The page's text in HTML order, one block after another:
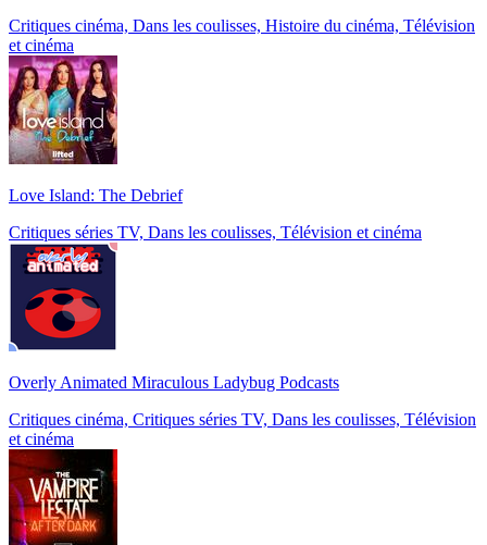
Critiques cinéma, Dans les coulisses, Histoire du cinéma, Télévision
et cinéma
Love Island: The Debrief
Critiques séries TV, Dans les coulisses, Télévision et cinéma
Overly Animated Miraculous Ladybug Podcasts
Critiques cinéma, Critiques séries TV, Dans les coulisses, Télévision
et cinéma